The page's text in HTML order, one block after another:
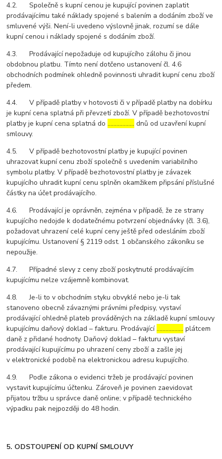
4.2. Společně s kupní cenou je kupující povinen zaplatit
prodávajícímu také náklady spojené s balením a dodáním zboží ve
smluvené výši. Není-li uvedeno výslovně jinak, rozumí se dále
kupní cenou i náklady spojené s dodáním zboží.
4.3. Prodávající nepožaduje od kupujícího zálohu či jinou
obdobnou platbu. Tímto není dotčeno ustanovení čl. 4.6
obchodních podmínek ohledně povinnosti uhradit kupní cenu zboží
předem.
4.4. V případě platby v hotovosti či v případě platby na dobírku
je kupní cena splatná při převzetí zboží. V případě bezhotovostní
platby je kupní cena splatná do……………… dnů od uzavření kupní
smlouvy.
4.5. V případě bezhotovostní platby je kupující povinen
uhrazovat kupní cenu zboží společně s uvedením variabilního
symbolu platby. V případě bezhotovostní platby je závazek
kupujícího uhradit kupní cenu splněn okamžikem připsání příslušné
částky na účet prodávajícího.
4.6. Prodávající je oprávněn, zejména v případě, že ze strany
kupujícího nedojde k dodatečnému potvrzení objednávky (čl. 3.6),
požadovat uhrazení celé kupní ceny ještě před odesláním zboží
kupujícímu. Ustanovení § 2119 odst. 1 občanského zákoníku se
nepoužije.
4.7. Případné slevy z ceny zboží poskytnuté prodávajícím
kupujícímu nelze vzájemně kombinovat.
4.8. Je-li to v obchodním styku obvyklé nebo je-li tak
stanoveno obecně závaznými právními předpisy, vystaví
prodávající ohledně plateb prováděných na základě kupní smlouvy
kupujícímu daňový doklad – fakturu. Prodávající……………… plátcem
daně z přidané hodnoty. Daňový doklad – fakturu vystaví
prodávající kupujícímu po uhrazení ceny zboží a zašle jej
v elektronické podobě na elektronickou adresu kupujícího.
4.9. Podle zákona o evidenci tržeb je prodávající povinen
vystavit kupujícímu účtenku. Zároveň je povinen zaevidovat
přijatou tržbu u správce daně online; v případě technického
výpadku pak nejpozději do 48 hodin.
5. ODSTOUPENÍ OD KUPNÍ SMLOUVY